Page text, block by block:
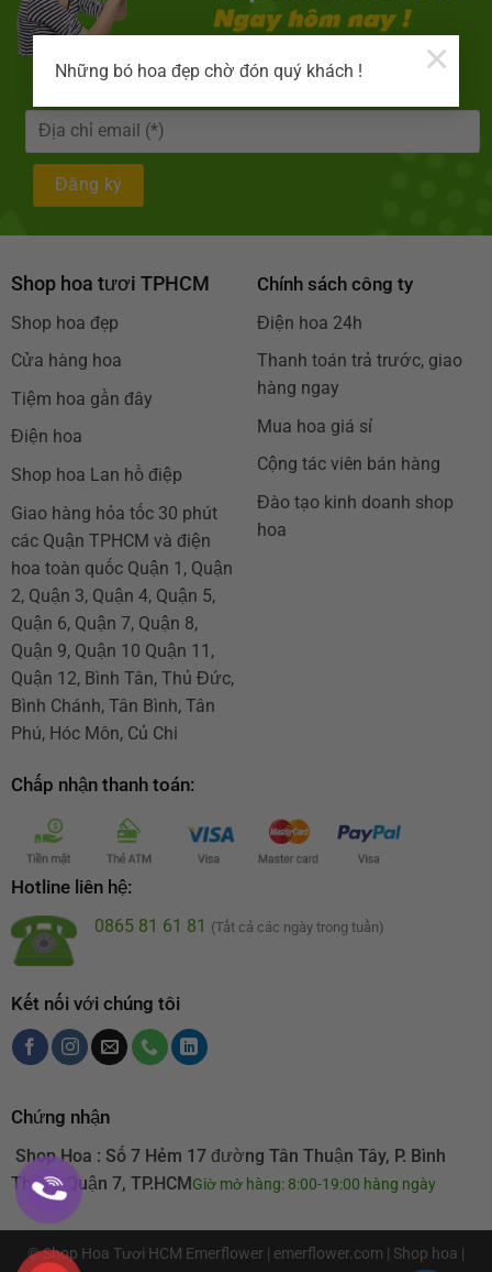
Những bó hoa đẹp chờ đón quý khách ! ×
Shop hoa tươi TPHCM
Shop hoa đẹp
Cửa hàng hoa
Tiệm hoa gần đây
Điện hoa
Shop hoa Lan hồ điệp
Giao hàng hỏa tốc 30 phút
các Quận TPHCM và điện
hoa toàn quốc Quận 1, Quận
2, Quận 3, Quận 4, Quận 5,
Quận 6, Quận 7, Quận 8,
Quận 9, Quận 10 Quận 11,
Quận 12, Bình Tân, Thủ Đức,
Bình Chánh, Tân Bình, Tân
Phú, Hóc Môn, Củ Chi
Chính sách công ty
Điện hoa 24h
Thanh toán trả trước, giao
hàng ngay
Mua hoa giá sỉ
Cộng tác viên bán hàng
Đào tạo kinh doanh shop
hoa
Chấp nhận thanh toán:
Hotline liên hệ:
0865 81 61 81 (Tất cả các ngày trong tuần)
Kết nối với chúng tôi
Chứng nhận
Shop Hoa : Số 7 Hẻm 17 đường Tân Thuận Tây, P. Bình
Thuận Quận 7, TP.HCMGiờ mở hàng: 8:00-19:00 hàng ngày
© Shop Hoa Tươi HCM Emerflower | emerflower.com | Shop hoa |